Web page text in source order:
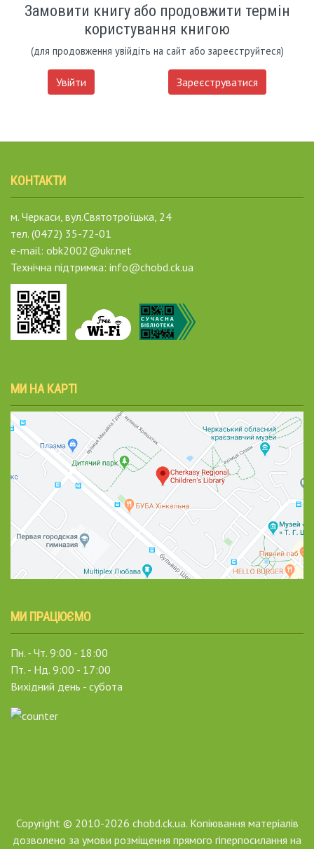
Замовити книгу або продовжити термін
користування книгою
(для продовження увійдіть на сайт або зареєструйтеся)
Увійти Зареєструватися
КОНТАКТИ
м. Черкаси, вул.Святотроїцька, 24
тел. (0472) 35-72-01
e-mail: obk2002@ukr.net
Технічна підтримка: info@chobd.ck.ua
МИ НА КАРТІ
МИ ПРАЦЮЄМО
Пн. - Чт. 9:00 - 18:00
Пт. - Нд. 9:00 - 17:00
Вихідний день - субота
Copyright © 2010-2026 chobd.ck.ua. Копіювання матеріалів
дозволено за умови розміщення прямого гіперпосилання на